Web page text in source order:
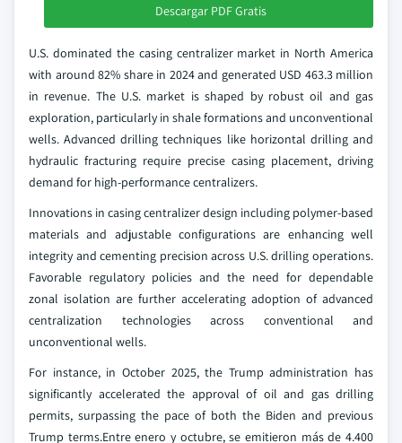
Descargar PDF Gratis
U.S. dominated the casing centralizer market in North America
with around 82% share in 2024 and generated USD 463.3 million
in revenue. The U.S. market is shaped by robust oil and gas
exploration, particularly in shale formations and unconventional
wells. Advanced drilling techniques like horizontal drilling and
hydraulic fracturing require precise casing placement, driving
demand for high-performance centralizers.
Innovations in casing centralizer design including polymer-based
materials and adjustable configurations are enhancing well
integrity and cementing precision across U.S. drilling operations.
Favorable regulatory policies and the need for dependable
zonal isolation are further accelerating adoption of advanced
centralization technologies across conventional and
unconventional wells.
For instance, in October 2025, the Trump administration has
significantly accelerated the approval of oil and gas drilling
permits, surpassing the pace of both the Biden and previous
Trump terms.Entre enero y octubre, se emitieron más de 4.400